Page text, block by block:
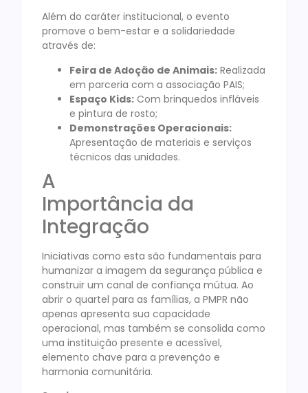
Além do caráter institucional, o evento
promove o bem-estar e a solidariedade
através de:
Feira de Adoção de Animais: Realizada
em parceria com a associação PAIS;
Espaço Kids: Com brinquedos infláveis
e pintura de rosto;
Demonstrações Operacionais:
Apresentação de materiais e serviços
técnicos das unidades.
A
Importância da
Integração
Iniciativas como esta são fundamentais para
humanizar a imagem da segurança pública e
construir um canal de confiança mútua. Ao
abrir o quartel para as famílias, a PMPR não
apenas apresenta sua capacidade
operacional, mas também se consolida como
uma instituição presente e acessível,
elemento chave para a prevenção e
harmonia comunitária.